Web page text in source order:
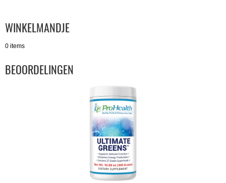
WINKELMANDJE
0 items
BEOORDELINGEN